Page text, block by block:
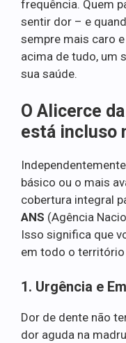
frequência. Quem
sentir dor – e
sempre mais caro
acima de tudo, um
sua saúde.
O Alicerce
está incluso
básico ou o mais
cobertura integral
ANS (Agência
Isso significa que
em todo o território
1. Urgência e
Dor de dente não
dor aguda na